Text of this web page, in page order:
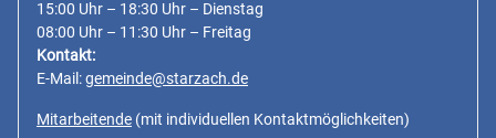
15:00 Uhr – 18:30 Uhr – Dienstag
08:00 Uhr – 11:30 Uhr – Freitag
Kontakt:
E-Mail:gemeinde@starzach.de
Mitarbeitende (mit individuellen Kontaktmöglichkeiten)